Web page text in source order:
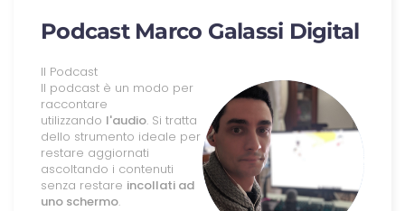
Podcast Marco Galassi Digital
Il Podcast
Il podcast è un modo per
raccontare
utilizzando l'audio. Si tratta
dello strumento ideale per
restare aggiornati
ascoltando i contenuti
senza restare incollati ad
uno schermo.